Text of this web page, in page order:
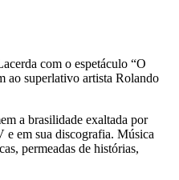
com o espetáculo “O
ao superlativo artista Rolando
a brasilidade exaltada por
e em sua discografia. Música
permeadas de histórias,